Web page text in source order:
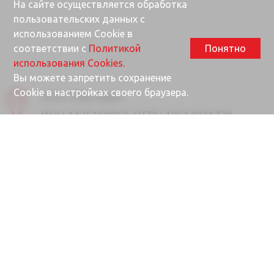
ООО «Ректайм»
ИНН 1435160869, ОГРН 10514021730
На сайте осуществляется обработка
пользовательских данных с
использованием Cookie в
соответствии с Политикой
использования Cookies.
Вы можете запретить сохранение
Cookie в настройках своего браузера.
Понятно